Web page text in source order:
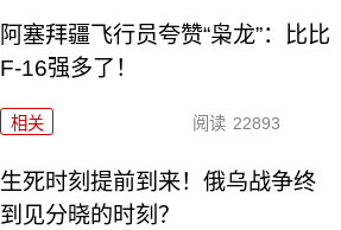
阿塞拜疆飞行员夸赞“枭龙”：比比
F-16强多了！
相关 阅读 22893
生死时刻提前到来！俄乌战争终
到见分晓的时刻？